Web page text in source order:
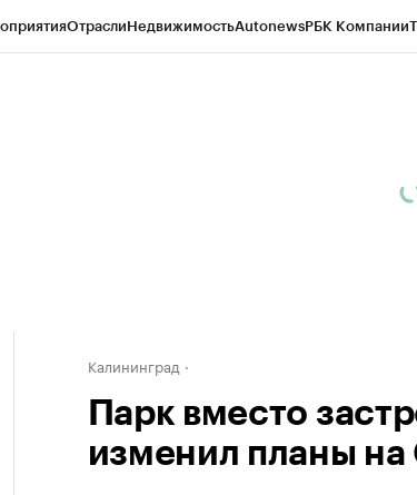
ОтраслиНедвижимостьAutonewsРБК Компании
Калининград
Парк вместо
изменил планы на